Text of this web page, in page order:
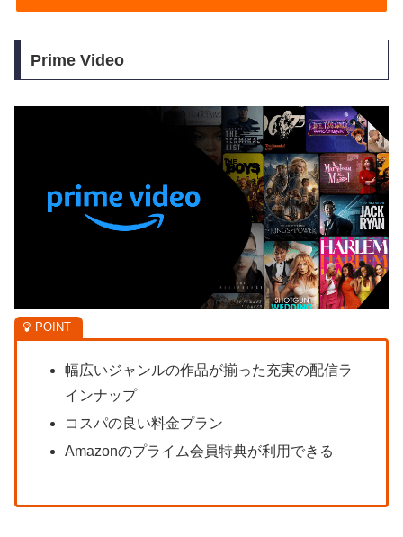
Prime Video
幅広いジャンルの作品が揃った充実の配信ラ
インナップ
コスパの良い料金プラン
Amazonのプライム会員特典が利用できる